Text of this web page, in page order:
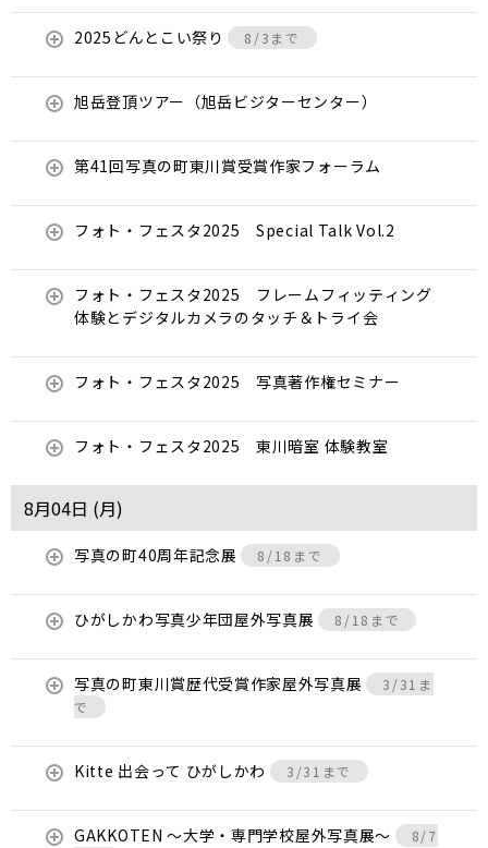
2025どんとこい祭り 8/3まで
旭岳登頂ツアー（旭岳ビジターセンター）
第41回写真の町東川賞受賞作家フォーラム
フォト・フェスタ2025 Special Talk Vol.2
フォト・フェスタ2025 フレームフィッティング
体験とデジタルカメラのタッチ＆トライ会
フォト・フェスタ2025 写真著作権セミナー
フォト・フェスタ2025 東川暗室 体験教室
8月04日 (月)
写真の町40周年記念展 8/18まで
ひがしかわ写真少年団屋外写真展 8/18まで
写真の町東川賞歴代受賞作家屋外写真展
3/31ま
で
Kitte 出会って ひがしかわ 3/31まで
GAKKOTEN ～大学・専門学校屋外写真展～
8/7